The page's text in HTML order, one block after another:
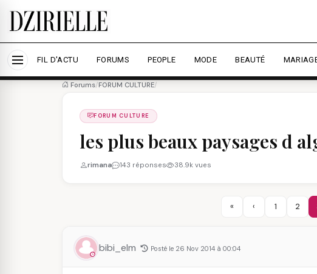
Nous utilisons des cookies pour améliorer votre expérience et
Accepter tout Personnaliser
FIL D'ACTU FORUMS PEOPLE MODE BEAUTÉ
Forums/FORUM CULTURE/
FORUM CULTURE
les plus beaux paysages d
rimana 143 réponses 38.9k vues
« ‹ 1 2
bibi_elm Posté le 26 Nov 2014 à 00:04